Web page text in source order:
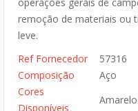
remoção de materiais ou
leve.
Ref Fornecedor
57316
Composição
Aço
Cores
Disponíveis
Amarelo